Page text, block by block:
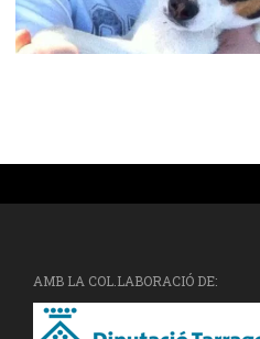
AMB LA COL.LABORACIÓ DE: